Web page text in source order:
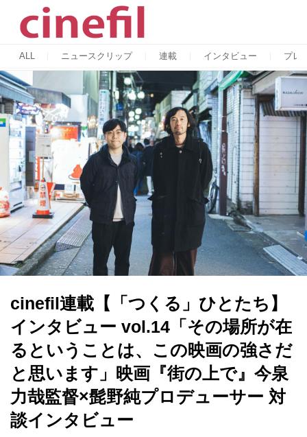
ALL ニュースクリップ 連載 インタビュー プレ
cinefil連載【「つくる」ひとたち】
インタビュー vol.14「その場所が在
るということは、この映画の強さだ
と思います」映画『街の上で』今泉
力哉監督×髭野純プロデューサー 対
談インタビュー